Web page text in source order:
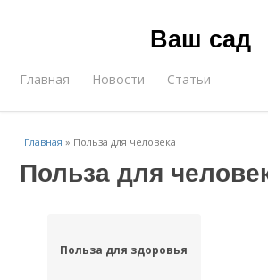
Ваш сад
Главная Новости Статьи
Главная » Польза для человека
Польза для
Польза для здоровья